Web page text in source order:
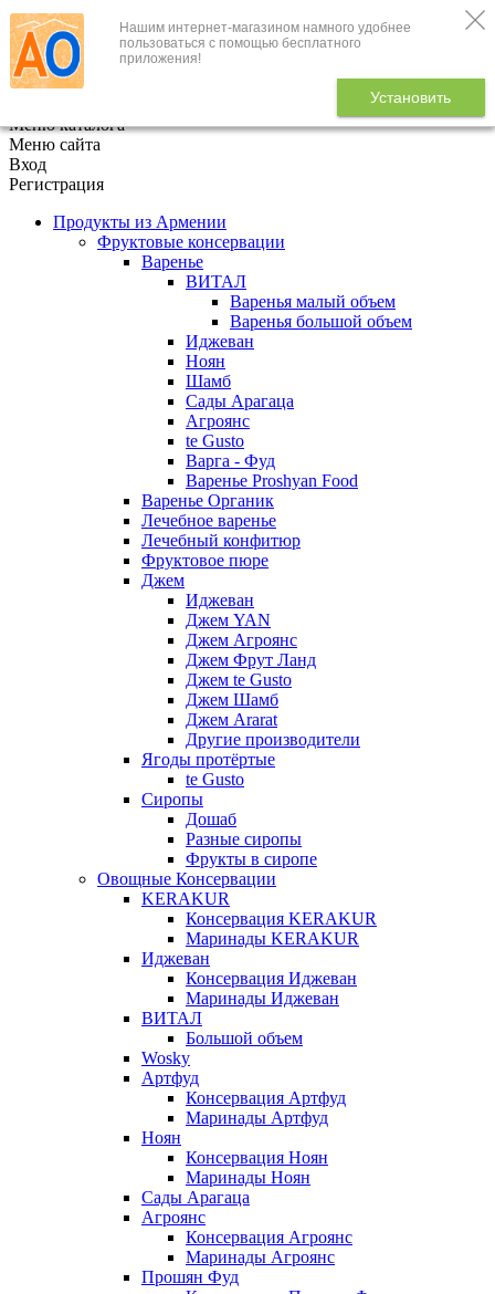
Нашим интернет-магазином намного удобнее
пользоваться с помощью бесплатного
приложения!
Установить
+7 (495) 646-888-1
В корзине
Меню каталога
Меню сайта
Вход
Регистрация
Продукты из Армении
Фруктовые консервации
Варенье
ВИТАЛ
Варенья малый объем
Варенья большой объем
Иджеван
Ноян
Шамб
Сады Арагаца
Агроянс
te Gusto
Варга - Фуд
Варенье Proshyan Food
Варенье Органик
Лечебное варенье
Лечебный конфитюр
Фруктовое пюре
Джем
Иджеван
Джем YAN
Джем Агроянс
Джем Фрут Ланд
Джем te Gusto
Джем Шамб
Джем Ararat
Другие производители
Ягоды протёртые
te Gusto
Сиропы
Дошаб
Разные сиропы
Фрукты в сиропе
Овощные Консервации
KERAKUR
Консервация KERAKUR
Маринады KERAKUR
Иджеван
Консервация Иджеван
Маринады Иджеван
ВИТАЛ
Большой объем
Wosky
Артфуд
Консервация Артфуд
Маринады Артфуд
Ноян
Консервация Ноян
Маринады Ноян
Сады Арагаца
Агроянс
Консервация Агроянс
Маринады Агроянс
Прошян Фуд